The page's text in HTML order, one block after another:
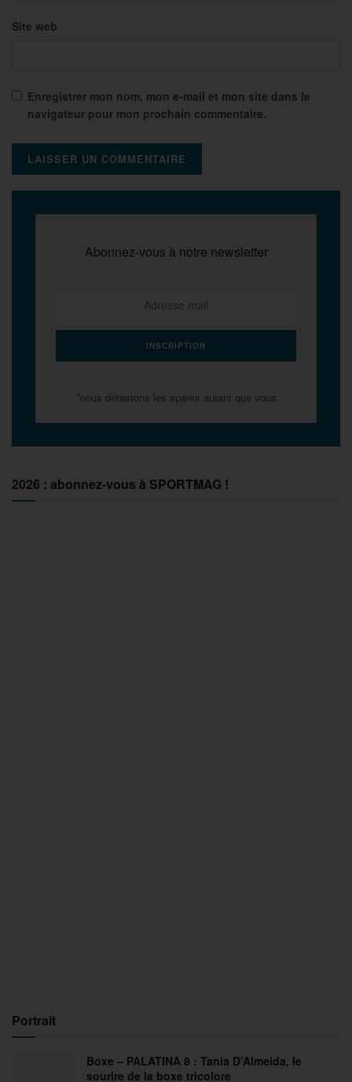
Site web
Enregistrer mon nom, mon e-mail et mon site dans le
navigateur pour mon prochain commentaire.
Abonnez-vous à notre newsletter
*nous détestons les spams autant que vous
2026 : abonnez-vous à SPORTMAG !
Portrait
Boxe – PALATINA 8 : Tania D’Almeida, le
sourire de la boxe tricolore